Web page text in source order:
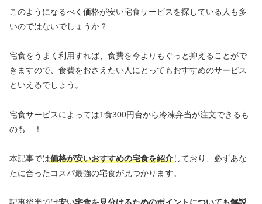
このようになるべく価格が安い宅食サービスを探している人も多
いのではないでしょうか？
宅食をうまく利用すれば、食費を今よりもぐっと抑えることがで
きますので、食費をおさえたい人にとってもおすすめのサービス
といえるでしょう。
宅食サービスによっては1食300円台から冷凍弁当が注文できるも
のも…！
本記事では価格が安いおすすめの宅食を紹介しており、必ずあな
たに合ったコスパ最強の宅食が見つかります。